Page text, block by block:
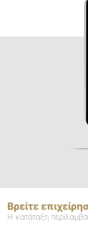
Βρείτε
Η κατάταξη